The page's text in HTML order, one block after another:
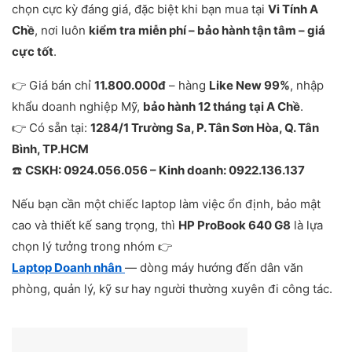
chọn cực kỳ đáng giá, đặc biệt khi bạn mua tại Vi Tính A
Chề, nơi luôn kiểm tra miễn phí – bảo hành tận tâm – giá
cực tốt.
👉 Giá bán chỉ 11.800.000đ – hàng Like New 99%, nhập
khẩu doanh nghiệp Mỹ, bảo hành 12 tháng tại A Chề.
👉 Có sẵn tại: 1284/1 Trường Sa, P. Tân Sơn Hòa, Q. Tân
Bình, TP.HCM
☎️ CSKH: 0924.056.056 – Kinh doanh: 0922.136.137
Nếu bạn cần một chiếc laptop làm việc ổn định, bảo mật
cao và thiết kế sang trọng, thì HP ProBook 640 G8 là lựa
chọn lý tưởng trong nhóm 👉
Laptop Doanh nhân — dòng máy hướng đến dân văn
phòng, quản lý, kỹ sư hay người thường xuyên đi công tác.